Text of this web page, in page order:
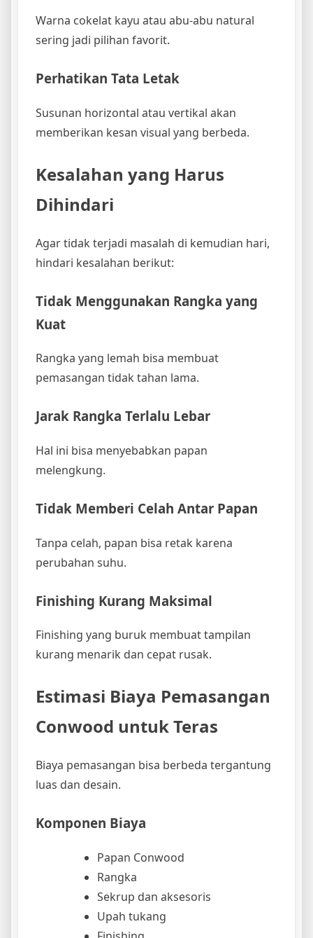
Warna cokelat kayu atau abu-abu natural
sering jadi pilihan favorit.
Perhatikan Tata Letak
Susunan horizontal atau vertikal akan
memberikan kesan visual yang berbeda.
Kesalahan yang Harus
Dihindari
Agar tidak terjadi masalah di kemudian hari,
hindari kesalahan berikut:
Tidak Menggunakan Rangka yang
Kuat
Rangka yang lemah bisa membuat
pemasangan tidak tahan lama.
Jarak Rangka Terlalu Lebar
Hal ini bisa menyebabkan papan
melengkung.
Tidak Memberi Celah Antar Papan
Tanpa celah, papan bisa retak karena
perubahan suhu.
Finishing Kurang Maksimal
Finishing yang buruk membuat tampilan
kurang menarik dan cepat rusak.
Estimasi Biaya Pemasangan
Conwood untuk Teras
Biaya pemasangan bisa berbeda tergantung
luas dan desain.
Komponen Biaya
Papan Conwood
Rangka
Sekrup dan aksesoris
Upah tukang